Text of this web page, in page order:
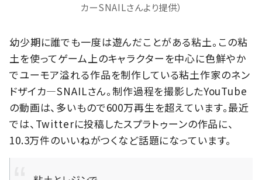
カーSNAILさんより提供）
幼少期に誰でも一度は遊んだことがある粘土。この粘
土を使ってゲーム上のキャラクターを中心に色鮮やか
でユーモア溢れる作品を制作している粘土作家のネン
ドザイカ―SNAILさん。制作過程を撮影したYouTube
の動画は、多いもので600万再生を超えています。最近
では、Twitterに投稿したスプラトゥーンの作品に、
10.3万件のいいねがつくなど話題になっています。